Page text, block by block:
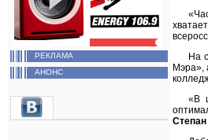
РЕКЛАМА
АНОНС
На
Мэра»,
«В
Степан